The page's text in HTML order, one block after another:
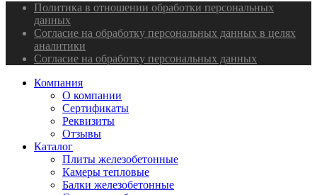
Политика в отношении обработки персональных
данных
Согласие на обработку персональных данных в целях
аналитики
Согласие на обработку персональных данных
Компания
О компании
Сертификаты
Реквизиты
Отзывы
Каталог
Плиты железобетонные
Камеры тепловые
Балки железобетонные